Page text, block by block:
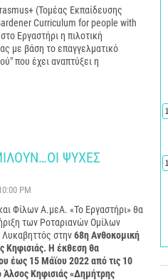
(Τομέας Εκπαίδευσης
Curriculum for people with
Εργαστήρι η πιλοτική
με βάση το επαγγελματικό
που έχει αναπτύξει η
ΨΥΧΕΣ
PM
Φίλων Α.μεΑ. «Το Εργαστήρι» θα
των Ροταριανών Ομίλων
Λυκαβηττός στην68η Ανθοκομική
Κηφισιάς. Η έκθεση θα
έως 15 Μάϊου 2022 από τις 10
Άλσος Κηφισιάς «Δημήτρης